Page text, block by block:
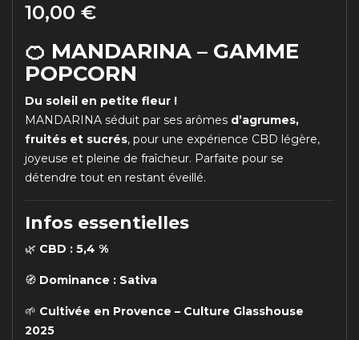
10,00 €
🍊 MANDARINA – GAMME
POPCORN
Du soleil en petite fleur !
MANDARINA séduit par ses arômes d’agrumes,
fruités et sucrés, pour une expérience CBD légère,
joyeuse et pleine de fraîcheur. Parfaite pour se
détendre tout en restant éveillé.
Infos essentielles
🌿 CBD : 5,4 %
🧭 Dominance : Sativa
🌱 Cultivée en Provence – Culture Glasshouse
2025